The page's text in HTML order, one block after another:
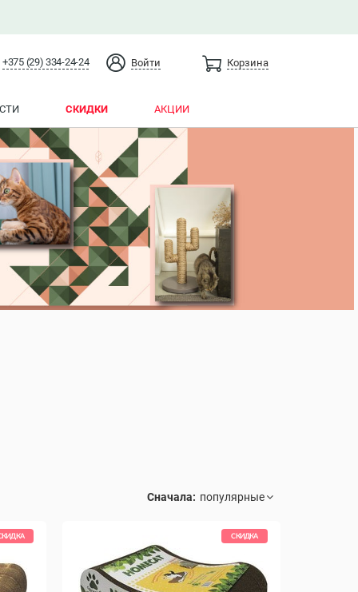
+375 (29) 334-24-24 Войти Корзина
СКИДКИ АКЦИИ
Сначала:
СКИДКА